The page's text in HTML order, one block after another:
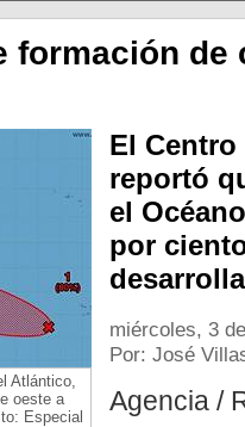
formación de
Atlántico,
oeste a
Especial
El Centro
reportó
el
por
miércoles, 3
Por: José
Agencia /